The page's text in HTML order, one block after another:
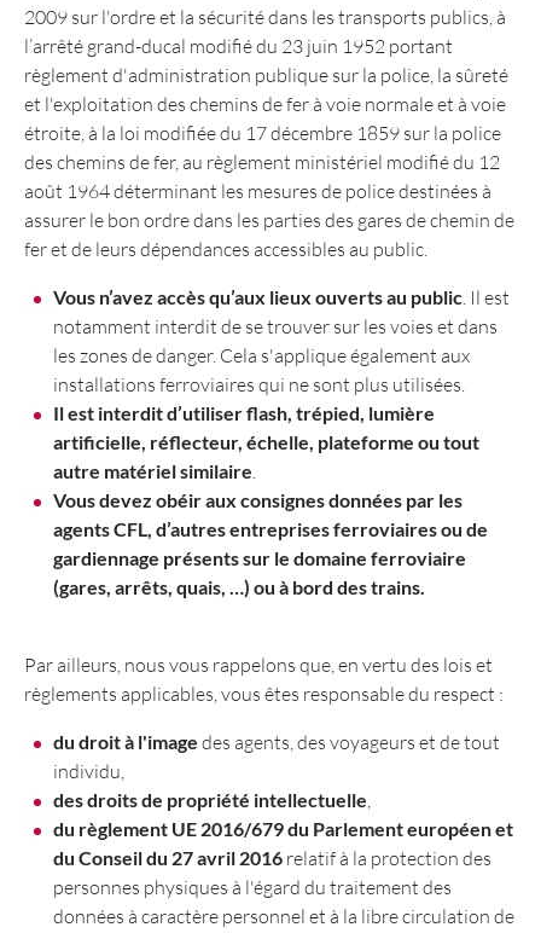
2009 sur l'ordre et la sécurité dans les transports publics, à
l’arrêté grand-ducal modifié du 23 juin 1952 portant
règlement d'administration publique sur la police, la sûreté
et l'exploitation des chemins de fer à voie normale et à voie
étroite, à la loi modifiée du 17 décembre 1859 sur la police
des chemins de fer, au règlement ministériel modifié du 12
août 1964 déterminant les mesures de police destinées à
assurer le bon ordre dans les parties des gares de chemin de
fer et de leurs dépendances accessibles au public.
Vous n’avez accès qu’aux lieux ouverts au public . Il est
notamment interdit de se trouver sur les voies et dans
les zones de danger. Cela s'applique également aux
installations ferroviaires qui ne sont plus utilisées.
Il est interdit d’utiliser flash, trépied, lumière
artificielle, réflecteur, échelle, plateforme ou tout
autre matériel similaire
Vous devez obéir aux consignes données par les
agents CFL, d’autres entreprises ferroviaires ou de
gardiennage présents sur le domaine ferroviaire
(gares, arrêts, quais, …) ou à bord des trains.
Par ailleurs, nous vous rappelons que, en vertu des lois et
règlements applicables, vous êtes responsable du respect :
du droit à l'image des agents, des voyageurs et de tout
individu,
des droits de propriété intellectuelle
du règlement UE 2016/679du Parlement européen et
du Conseil du 27 avril 2016 relatif à la protection des
personnes physiques à l'égard du traitement des
données à caractère personnel et à la libre circulation de